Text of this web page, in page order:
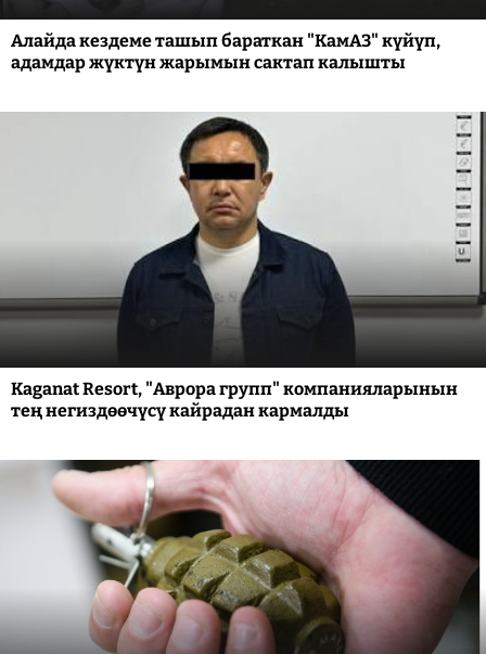
Алайда кездеме ташып бараткан "КамАЗ" күйүп,
адамдар жүктүн жарымын сактап калышты
Kaganat Resort, "Аврора групп" компанияларынын
тең негиздөөчүсү кайрадан кармалды